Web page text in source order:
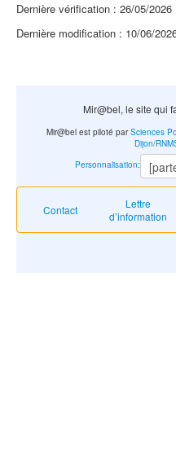
Dernière vérification : 26/05/2026
Dernière modification : 10/06/
Mir@bel, le site qui
Contact
Lettre
d’information
Mir@bel est piloté parSciences
Dijon/
Personnalisation: